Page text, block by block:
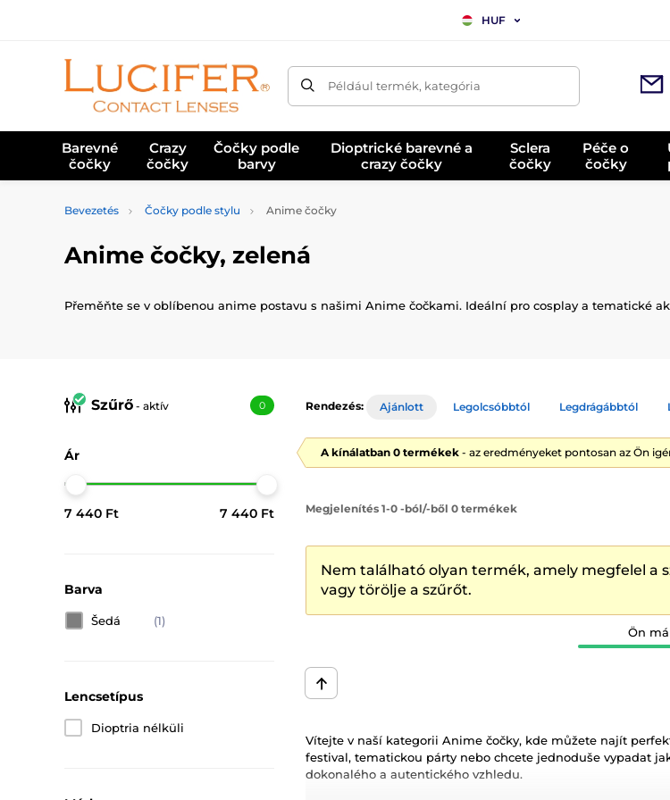
HUF
Például termék, kategória
Barevné
čočky
Crazy
čočky
Čočky podle
barvy
Dioptrické barevné a
crazy čočky
Sclera
čočky
Péče o
čočky
Bevezetés Čočky podle stylu Anime čočky
Anime čočky, zelená
Přeměňte se v oblíbenou anime postavu s našimi Anime čočkami. Ideální pro cosplay a tematické
Szűrő - aktív 0
Ár
7 440 Ft 7 440 Ft
Barva
Šedá (1)
Lencsetípus
Dioptria nélküli
Rendezés: Ajánlott Legolcsóbbtól Legdrágábbtól
A kínálatban 0 termékek - az eredményeket pontosan az Ön
Megjelenítés 1-0 -ból/-ből 0 termékek
Nem található olyan termék, amely megfelel
vagy törölje a szűrőt.
Ön
Vítejte v naší kategorii Anime čočky, kde můžete najít
festival, tematickou párty nebo chcete jednoduše vypadat
dokonalého a autentického vzhledu.